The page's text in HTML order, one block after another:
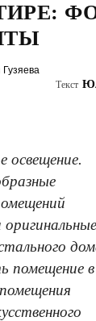
Текст
освещение.
помещение в